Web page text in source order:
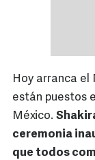
Hoy arranca el
están puestos
México.
ceremonia
que todos